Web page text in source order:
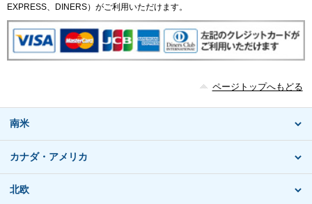
EXPRESS、DINERS）がご利用いただけます。
ページトップへもどる
南米
カナダ・アメリカ
北欧